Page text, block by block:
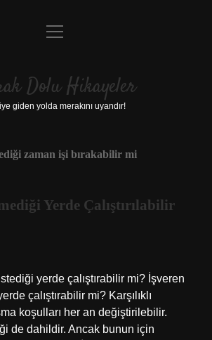
Anasayfa
Yasal Uyarı
menüyü
Dolu Hikayeler
giden yolda merakını uyandır!
zaman işi bırakabilir mi
Yerde Çalıştırılabilir
yerde çalıştırabilir mi? İşveren
çalıştırabilir mi? Karşılıklı
koşulları her an değiştirilebilir.
de dahildir. Ancak bunun için